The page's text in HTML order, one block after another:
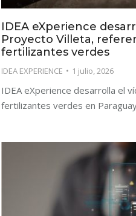
IDEA eXperience
Proyecto Villeta,
fertilizantes verdes
IDEA EXPERIENCE 1 julio, 2026
IDEA eXperience desarrolla el
fertilizantes verdes en